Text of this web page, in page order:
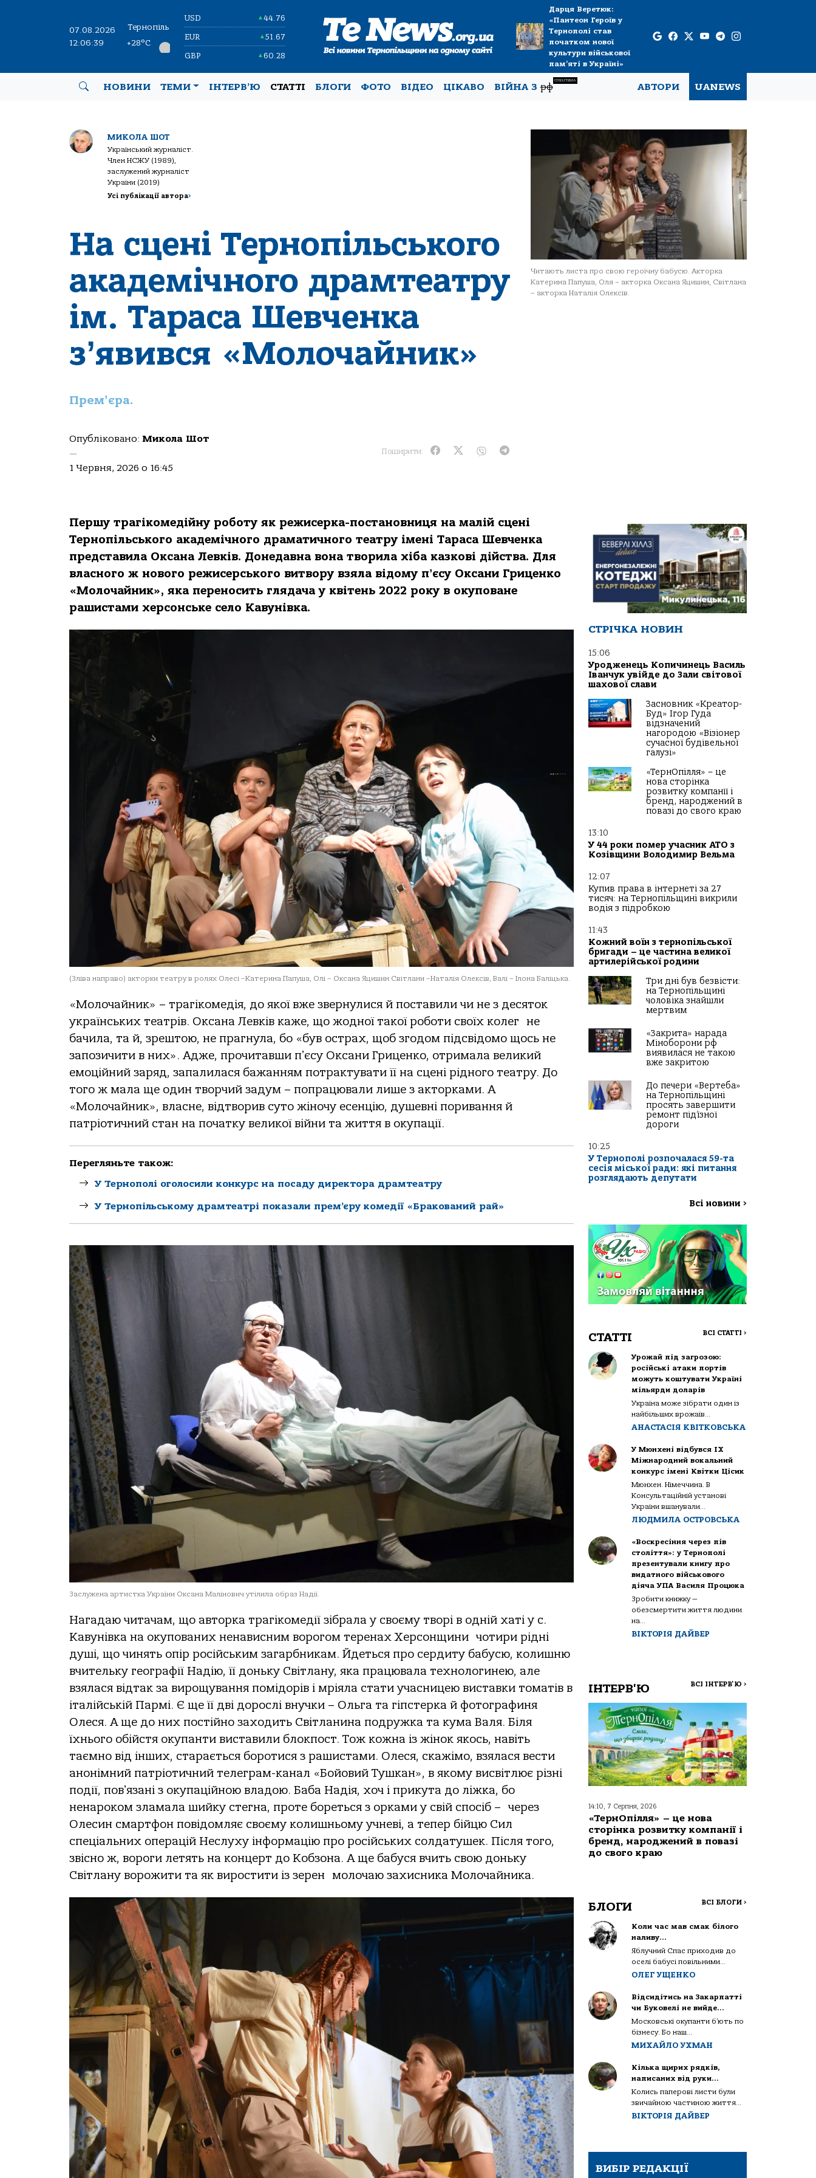
07.08.2026
12:06:40
Тернопіль
+28°C
USD ▲44.76
EUR ▲51.67
GBP ▲60.28
Дарця Веретюк:
«Пантеон Героїв у
Тернополі став
початком нової
культури військової
пам’яті в Україні»
НОВИНИ ТЕМИ ІНТЕРВ’Ю СТАТТІ БЛОГИ ФОТО ВІДЕО ЦІКАВО ВІЙНА Зрф
СПЕЦТЕМА
АВТОРИ UANEWS
МИКОЛА ШОТ
Український журналіст.
Член НСЖУ (1989),
заслужений журналіст
України (2019)
Усі публікації автора>
На сцені Тернопільського
академічного драмтеатру
ім. Тараса Шевченка
зʼявився «Молочайник»
Премʼєра.
Опубліковано: Микола Шот
—
1 Червня, 2026 о 16:45
Поширити:
Читають листа про свою героїчну бабусю. Акторка
Катерина Папуша, Оля – акторка Оксана Яцишин, Світлана
– акторка Наталія Олексів.
Першу трагікомедійну роботу як режисерка-постановниця на малій сцені
Тернопільського академічного драматичного театру імені Тараса Шевченка
представила Оксана Левків. Донедавна вона творила хіба казкові дійства. Для
власного ж нового режисерського витвору взяла відому пʼєсу Оксани Гриценко
«Молочайник», яка переносить глядача у квітень 2022 року в окуповане
рашистами херсонське село Кавунівка.
(Зліва направо) акторки театру в ролях Олесі –Катерина Папуша, Олі – Оксана Яцишин Світлани –Наталія Олексів, Валі – Ілона Баліцька.
«Молочайник» – трагікомедія, до якої вже звернулися й поставили чи не з десяток
українських театрів. Оксана Левків каже, що жодної такої роботи своїх колег не
бачила, та й, зрештою, не прагнула, бо «був острах, щоб згодом підсвідомо щось не
запозичити в них». Адже, прочитавши пʼєсу Оксани Гриценко, отримала великий
емоційний заряд, запалилася бажанням потрактувати її на сцені рідного театру. До
того ж мала ще один творчий задум – попрацювали лише з акторками. А
«Молочайник», власне, відтворив суто жіночу есенцію, душевні поривання й
патріотичний стан на початку великої війни та життя в окупації.
Перегляньте також:
У Тернополі оголосили конкурс на посаду директора драмтеатру
У Тернопільському драмтеатрі показали прем’єру комедії «Бракований рай»
Заслужена артистка України Оксана Малінович утілила образ Надії.
Нагадаю читачам, що авторка трагікомедії зібрала у своєму творі в одній хаті у с.
Кавунівка на окупованих ненависним ворогом теренах Херсонщини чотири рідні
душі, що чинять опір російським загарбникам. Йдеться про сердиту бабусю, колишню
вчительку географії Надію, її доньку Світлану, яка працювала технологинею, але
взялася відтак за вирощування помідорів і мріяла стати учасницею виставки томатів в
італійській Пармі. Є ще її дві дорослі внучки – Ольга та гіпстерка й фотографиня
Олеся. А ще до них постійно заходить Світланина подружка та кума Валя. Біля
їхнього обійстя окупанти виставили блокпост. Тож кожна із жінок якось, навіть
таємно від інших, старається боротися з рашистами. Олеся, скажімо, взялася вести
анонімний патріотичний телеграм-канал «Бойовий Тушкан», в якому висвітлює різні
події, повʼязані з окупаційною владою. Баба Надія, хоч і прикута до ліжка, бо
ненароком зламала шийку стегна, проте бореться з орками у свій спосіб – через
Олесин смартфон повідомляє своєму колишньому учневі, а тепер бійцю Сил
спеціальних операцій Неслуху інформацію про російських солдатушек. Після того,
звісно ж, вороги летять на концерт до Кобзона. А ще бабуся вчить свою доньку
Світлану ворожити та як виростити із зерен молочаю захисника Молочайника.
СТРІЧКА НОВИН
15:06
Уродженець Копичинець Василь
Іванчук увійде до Зали світової
шахової слави
Засновник «Креатор-
Буд» Ігор Гуда
відзначений
нагородою «Візіонер
сучасної будівельної
галузі»
«ТернОпілля» – це
нова сторінка
розвитку компанії і
бренд, народжений в
повазі до свого краю
13:10
У 44 роки помер учасник АТО з
Козівщини Володимир Вельма
12:07
Купив права в інтернеті за 27
тисяч: на Тернопільщині викрили
водія з підробкою
11:43
Кожний воїн з тернопільської
бригади – це частина великої
артилерійської родини
Три дні був безвісти:
на Тернопільщині
чоловіка знайшли
мертвим
«Закрита» нарада
Міноборони рф
виявилася не такою
вже закритою
До печери «Вертеба»
на Тернопільщині
просять завершити
ремонт під’їзної
дороги
10:25
У Тернополі розпочалася 59-та
сесія міської ради: які питання
розглядають депутати
Всі новини >
СТАТТІ ВСІ СТАТТІ >
Урожай під загрозою:
російські атаки портів
можуть коштувати Україні
мільярди доларів
Україна може зібрати один із
найбільших врожаїв...
АНАСТАСІЯ КВІТКОВСЬКА
У Мюнхені відбувся IX
Міжнародний вокальний
конкурс імені Квітки Цісик
Мюнхен. Німеччина. В
Консультаційній установі
України вшанували...
ЛЮДМИЛА ОСТРОВСЬКА
«Воскресіння через пів
століття»: у Тернополі
презентували книгу про
видатного військового
діяча УПА Василя Процюка
Зробити книжку —
обезсмертити життя людини
на...
ВІКТОРІЯ ДАЙВЕР
ІНТЕРВ'Ю ВСІ ІНТЕРВ'Ю >
14:10, 7 Серпня, 2026
«ТернОпілля» – це нова
сторінка розвитку компанії і
бренд, народжений в повазі
до свого краю
БЛОГИ ВСІ БЛОГИ >
Коли час мав смак білого
наливу…
Яблучний Спас приходив до
оселі бабусі повільними...
ОЛЕГ УЩЕНКО
Відсидітись на Закарпатті
чи Буковелі не вийде…
Московські окупанти б’ють по
бізнесу. Бо наш...
МИХАЙЛО УХМАН
Кілька щирих рядків,
написаних від руки…
Колись паперові листи були
звичайною частиною життя...
ВІКТОРІЯ ДАЙВЕР
ВИБІР РЕДАКЦІЇ